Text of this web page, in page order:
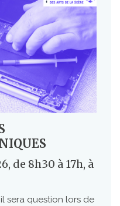
de 8h30 à 17h, à
sera question lors de